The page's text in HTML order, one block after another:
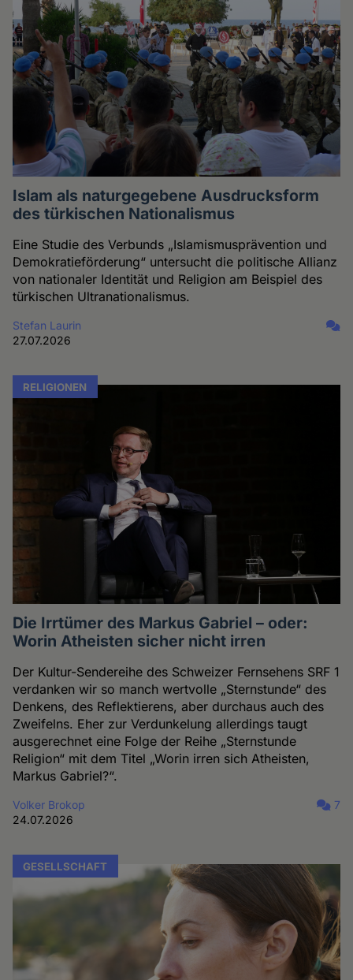
Islam als naturgegebene Ausdrucksform
des türkischen Nationalismus
Eine Studie des Verbunds „Islamismusprävention und
Demokratieförderung“ untersucht die politische Allianz
von nationaler Identität und Religion am Beispiel des
türkischen Ultranationalismus.
Stefan Laurin
27.07.2026
RELIGIONEN
Die Irrtümer des Markus Gabriel – oder:
Worin Atheisten sicher nicht irren
Der Kultur-Sendereihe des Schweizer Fernsehens SRF 1
verdanken wir so manch wertvolle „Sternstunde“ des
Denkens, des Reflektierens, aber durchaus auch des
Zweifelns. Eher zur Verdunkelung allerdings taugt
ausgerechnet eine Folge der Reihe „Sternstunde
Religion“ mit dem Titel „Worin irren sich Atheisten,
Markus Gabriel?“.
Volker Brokop
24.07.2026
7
GESELLSCHAFT